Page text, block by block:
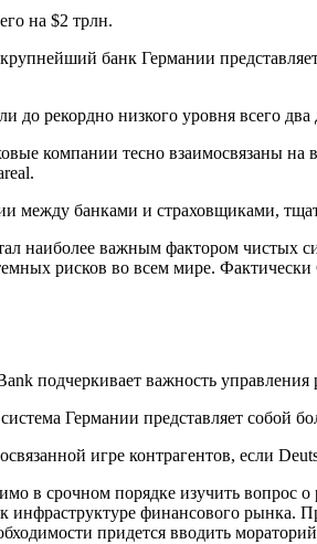
на $2 трлн.
банк Германии
до рекордно низкого уровня всего два
компании тесно взаимосвязаны
между банками и страховщиками,
наиболее важным фактором
рисков во всем мире.
подчеркивает важность
Германии представляет собой
игре контрагентов, если
срочном порядке изучить вопрос о
финансового рынка.
придется вводить